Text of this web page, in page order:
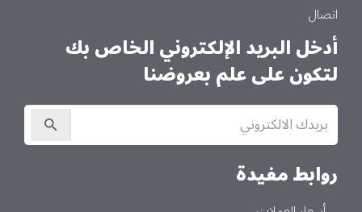
اتصال
أدخل البريد الإلكتروني الخاص بك
لتكون على علم بعروضنا
الاشتراك
في
النشرة
روابط مفيدة